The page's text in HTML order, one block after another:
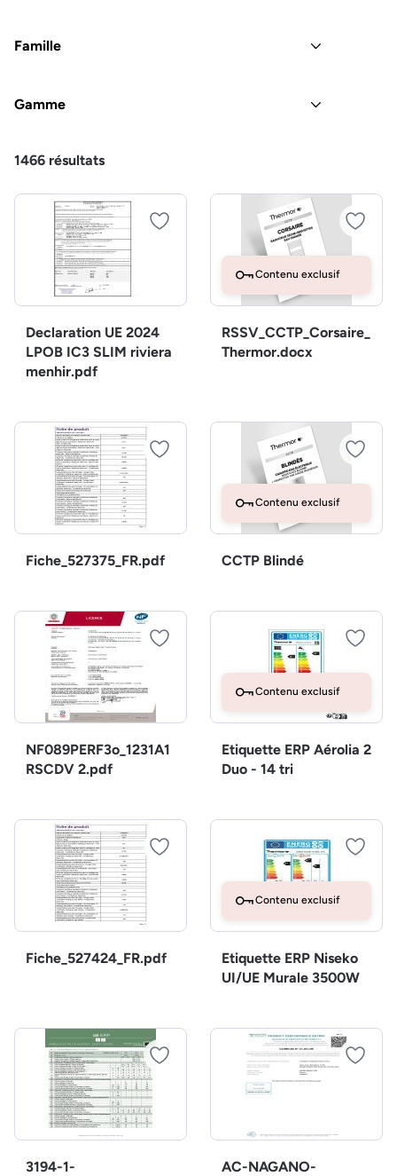
Famille
Gamme
1466 résultats
Declaration UE 2024
LPOB IC3 SLIM riviera
menhir.pdf
Contenu exclusif
RSSV_CCTP_Corsaire_
Thermor.docx
Fiche_527375_FR.pdf
Contenu exclusif
CCTP Blindé
NF089PERF3o_1231A1
RSCDV 2.pdf
Contenu exclusif
Etiquette ERP Aérolia 2
Duo - 14 tri
Fiche_527424_FR.pdf
Contenu exclusif
Etiquette ERP Niseko
UI/UE Murale 3500W
3194-1-
AC-NAGANO-